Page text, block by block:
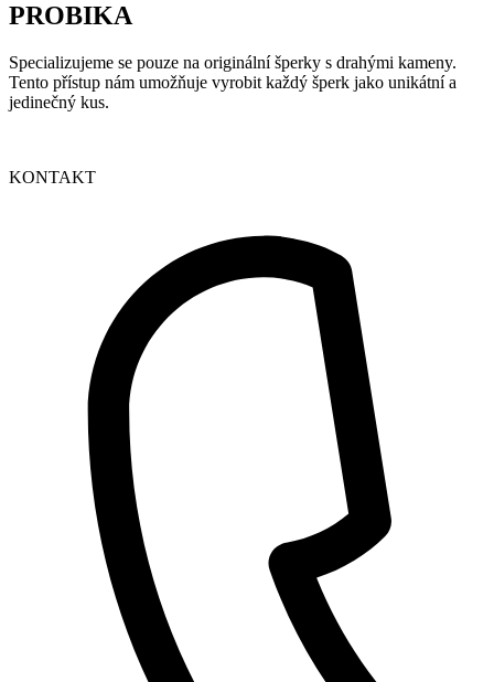
PROBIKA
Specializujeme se pouze na originální šperky s drahými kameny.
Tento přístup nám umožňuje vyrobit každý šperk jako unikátní a
jedinečný kus.
KONTAKT